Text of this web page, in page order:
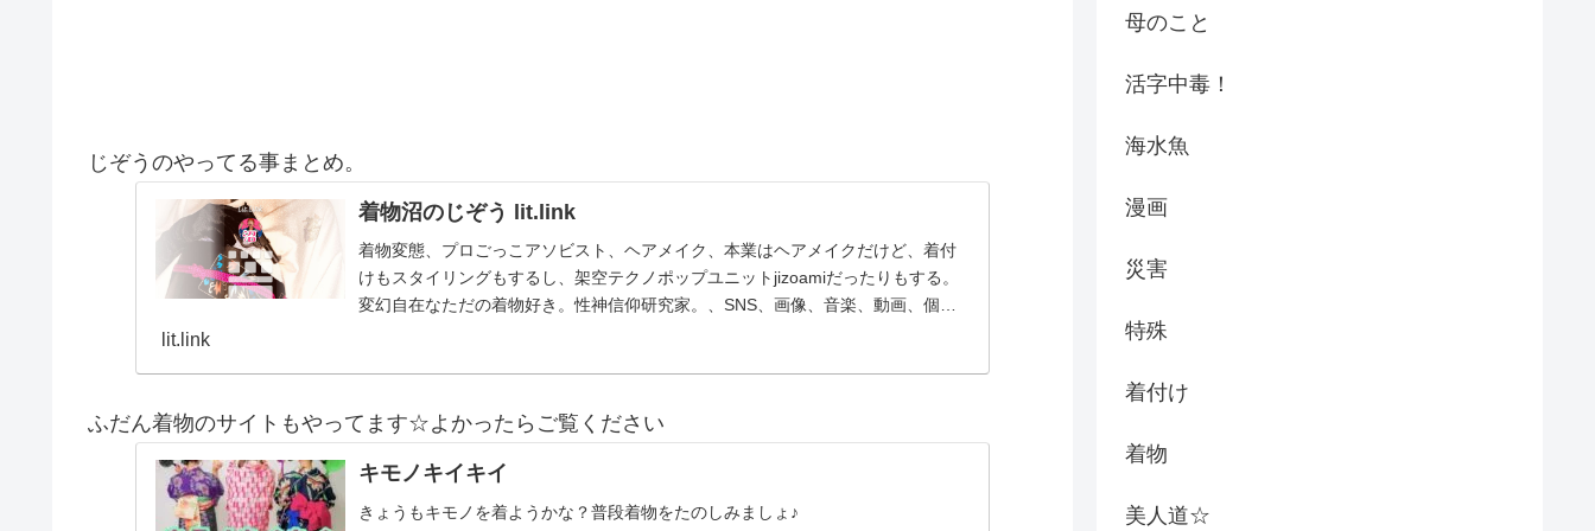
じぞうのやってる事まとめ。
着物沼のじぞう lit.link
着物変態、プロごっこアソビスト、ヘアメイク、本業はヘアメイクだけど、着付
けもスタイリングもするし、架空テクノポップユニットjizoamiだったりもする。
変幻自在なただの着物好き。性神信仰研究家。、SNS、画像、音楽、動画、個性
lit.link
ふだん着物のサイトもやってます☆よかったらご覧ください
キモノキイキイ
きょうもキモノを着ようかな？普段着物をたのしみましょ♪
母のこと
活字中毒！
海水魚
漫画
災害
特殊
着付け
着物
美人道☆